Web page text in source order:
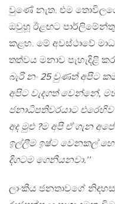
වුණේ නැත. එම
ඔවුහූ ඊළඟට
කළහ. මේ අවස්ථාවේ
තත්වය මනාව පැහැදිළි
බැරි නං 25 වුණත් අපිට
අපිට වැදගත් වෙන්නේ,
ජනාධිපතිවරයාට
අද මුළු ?ම අපි ඒ ගැන
ඉල්ලීම ඉෂ්ට වෙනකල්
දිගටම ගෙනියනවා.’’
ලාංකීය ජනතාවගේ